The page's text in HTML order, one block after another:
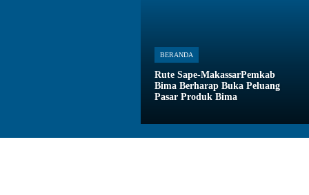
BERANDA
Rute Sape-MakassarPemkab
Bima Berharap Buka Peluang
Pasar Produk Bima